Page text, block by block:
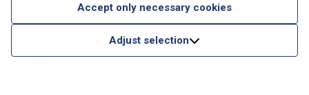
Accept only necessary cookies
Adjust selection
apkaime kā allaž ir stilīgākā apkaime Berlīnē – ir
maz tai līdzvērtīgu vietu Vācijā un varbūt pat visā